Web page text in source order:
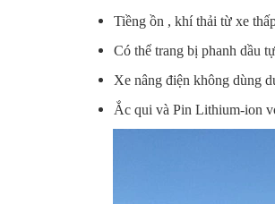
Tiềng ồn , khí thải từ xe
Có thể trang bị phanh dầu
Xe nâng điện không dùng
Ắc qui và Pin Lithium-ion